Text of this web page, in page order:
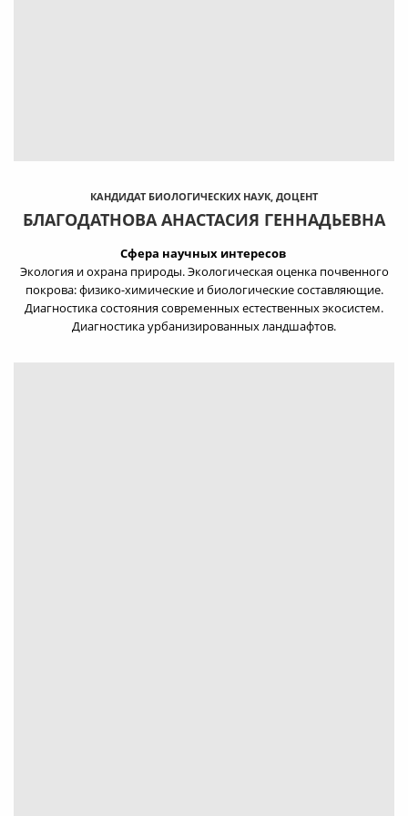
КАНДИДАТ БИОЛОГИЧЕСКИХ НАУК, ДОЦЕНТ
БЛАГОДАТНОВА АНАСТАСИЯ ГЕННАДЬЕВНА
Сфера научных интересов
Экология и охрана природы. Экологическая оценка почвенного
покрова: физико-химические и биологические составляющие.
Диагностика состояния современных естественных экосистем.
Диагностика урбанизированных ландшафтов.